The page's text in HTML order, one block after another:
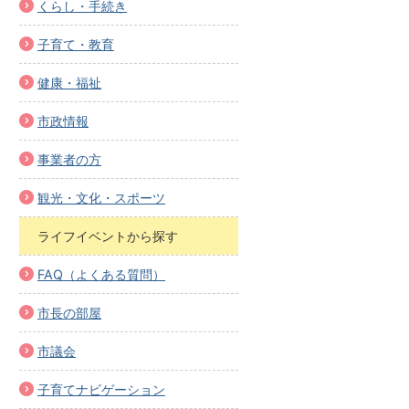
くらし・手続き
子育て・教育
健康・福祉
市政情報
事業者の方
観光・文化・スポーツ
ライフイベントから探す
FAQ（よくある質問）
市長の部屋
市議会
子育てナビゲーション